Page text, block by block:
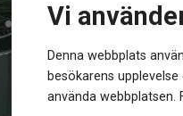
Vi
Denna webbplats
besökarens
använda webbplatsen.